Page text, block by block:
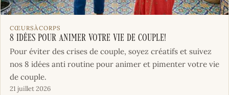
CŒURSÀCORPS
8 idées pour animer votre vie de couple!
Pour éviter des crises de couple, soyez créatifs et suivez
nos 8 idées anti routine pour animer et pimenter votre vie
de couple.
21 juillet 2026